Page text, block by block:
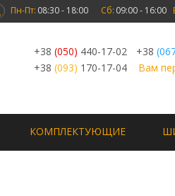
Пн-Пт: 08:30 - 18:00 Сб: 09:00 - 16:00
+38 (050) 440-17-02 +38
+38 (093) 170-17-04 Вам
КОМПЛЕКТУЮЩИЕ